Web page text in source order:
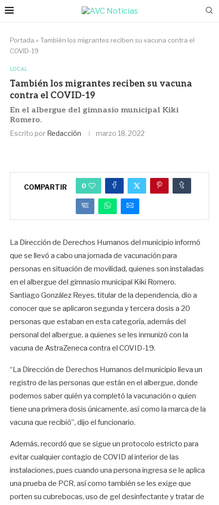
Portada » También los migrantes reciben su vacuna contra el
COVID-19
LOCAL
También los migrantes reciben su vacuna
contra el COVID-19
En el albergue del gimnasio municipal Kiki
Romero.
Escrito por Redacción marzo 18, 2022
COMPARTIR 0
La Dirección de Derechos Humanos del municipio informó
que se llevó a cabo una jornada de vacunación para
personas en situación de movilidad, quienes son instaladas
en el albergue del gimnasio municipal Kiki Romero.
Santiago González Reyes, titular de la dependencia, dio a
conocer que se aplicaron segunda y tercera dosis a 20
personas que estaban en esta categoría, además del
personal del albergue, a quienes se les inmunizó con la
vacuna de AstraZeneca contra el COVID-19.
“La Dirección de Derechos Humanos del municipio lleva un
registro de las personas que están en el albergue, donde
podemos saber quién ya completó la vacunación o quien
tiene una primera dosis únicamente, así como la marca de la
vacuna que recibió”, dijo el funcionario.
Además, recordó que se sigue un protocolo estricto para
evitar cualquier contagio de COVID al interior de las
instalaciones, pues cuando una persona ingresa se le aplica
una prueba de PCR, así como también se les exige que
porten su cubrebocas, uso de gel desinfectante y tratar de